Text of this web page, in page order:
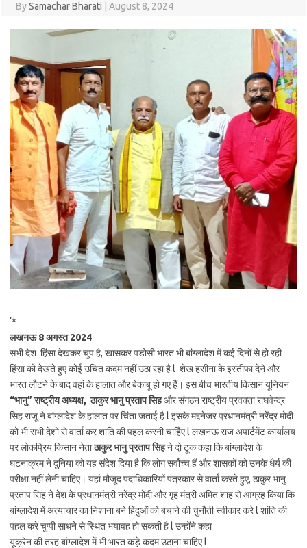
BySamachar Bharati August 8, 2024
‘*
लखनऊ 8 अगस्त 2024
सभी देश हिंसा देखकर चुप है, खासकर पडोसी भारत भी बांग्लादेश में कई दिनों से हो रही
हिंसा को देखते हुए कोई उचित कदम नहीं उठा रहा है l शेख हसीना के इस्तीफा देने और
भारत लौटने के बाद वहां के हालात और बेकाबू हो गए हैं। इस बीच भारतीय किसान यूनियन
“भानु” राष्ट्रीय अध्यक्ष, ठाकुर भानु प्रताप सिहऔर संगठन राष्ट्रीय प्रवक्ता राघवेन्द्र
सिह राजू ने बांग्लादेश के हालात पर चिंता जताई है l इसके मद्दनेजर प्रधानमंत्री नरेंद्र मोदी
को भी सभी देशो से वार्ता कर शांति की पहल करनी चाहिैए l लखनऊ राज अपार्टमेंट कार्यालय
पर लोकप्रिय किसान नेताठाकुर भानु प्रताप सिहने दो टूक कहा कि बांग्लादेश के
घटनाक्रम ने दुनिया को यह संदेश दिया है कि लोग सर्वोच्च हैं और शासकों को उनके धैर्य की
परीक्षा नहीं लेनी चाहिए। यहां मौजूद पदाधिकारियों पत्रकार से वार्ता करते हुए, ठाकुर भानु
प्रताप सिह ने देश के प्रधानमंत्री नरेंद्र मोदी और गृह मंत्री अमित शाह से आग्रह किया कि
बांग्लादेश में अत्याचार का निशाना बने हिंदुओं को बचाने की चुनौती स्वीकार करे l शांति की
पहल करे चुप्पी साधने से स्थित भयावह हो सकती है l उन्होंने कहा
यूक्रेन की तरह बांग्लादेश में भी भारत कड़े कदम उठाना चाहिए l